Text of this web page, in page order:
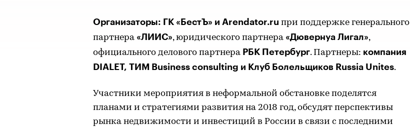
Организаторы: ГК «БестЪ» и Arendator.ru при поддержке генерального
партнера «ЛИИС», юридического партнера «Дювернуа Лигал»,
официального делового партнера РБК Петербург. Партнеры: компания
DIALET, ТИМ Business consulting и Клуб Болельщиков Russia Unites.
Участники мероприятия в неформальной обстановке поделятся
планами и стратегиями развития на 2018 год, обсудят перспективы
рынка недвижимости и инвестиций в России в связи с последними